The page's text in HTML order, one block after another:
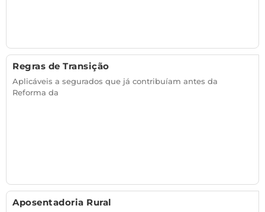
Regras de Transição
Aplicáveis a segurados que já contribuíam antes da
Reforma da
Aposentadoria Rural